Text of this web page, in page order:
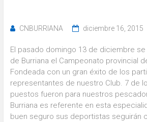
CNBURRIANA diciembre 16, 2015
El pasado domingo 13 de diciembre
de Burriana el Campeonato provincial
Fondeada con un gran éxito de los
representantes de nuestro Club. 7 de
puestos fueron para nuestros
Burriana es referente en esta
buen seguro sus deportistas seguirán